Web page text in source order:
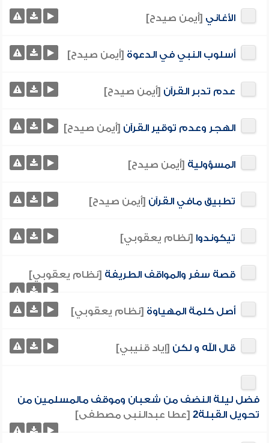
الأغاني [أيمن صيدح]
أسلوب النبي في الدعوة [أيمن صيدح]
عدم تدبر القرآن [أيمن صيدح]
الهجر وعدم توقير القرآن [أيمن صيدح]
المسؤولية [أيمن صيدح]
تطبيق مافي القرآن [أيمن صيدح]
تيكوندوا [نظام يعقوبي]
قصة سفر والمواقف الطريفة [نظام يعقوبي]
أصل كلمة المهياوة [نظام يعقوبي]
قال الله و لكن [إياد قنيبي]
فضل ليلة النضف من شعبان وموقف مالمسلمين من
تحويل القبلة2
[عطا عبدالنبى مصطفى]